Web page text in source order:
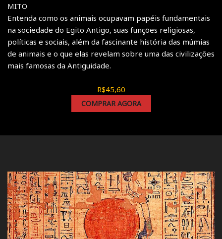
MITO
Entenda como os animais ocupavam papéis fundamentais
na sociedade do Egito Antigo, suas funções religiosas,
políticas e sociais, além da fascinante história das múmias
de animais e o que elas revelam sobre uma das civilizações
mais famosas da Antiguidade.
R$45,60
COMPRAR AGORA